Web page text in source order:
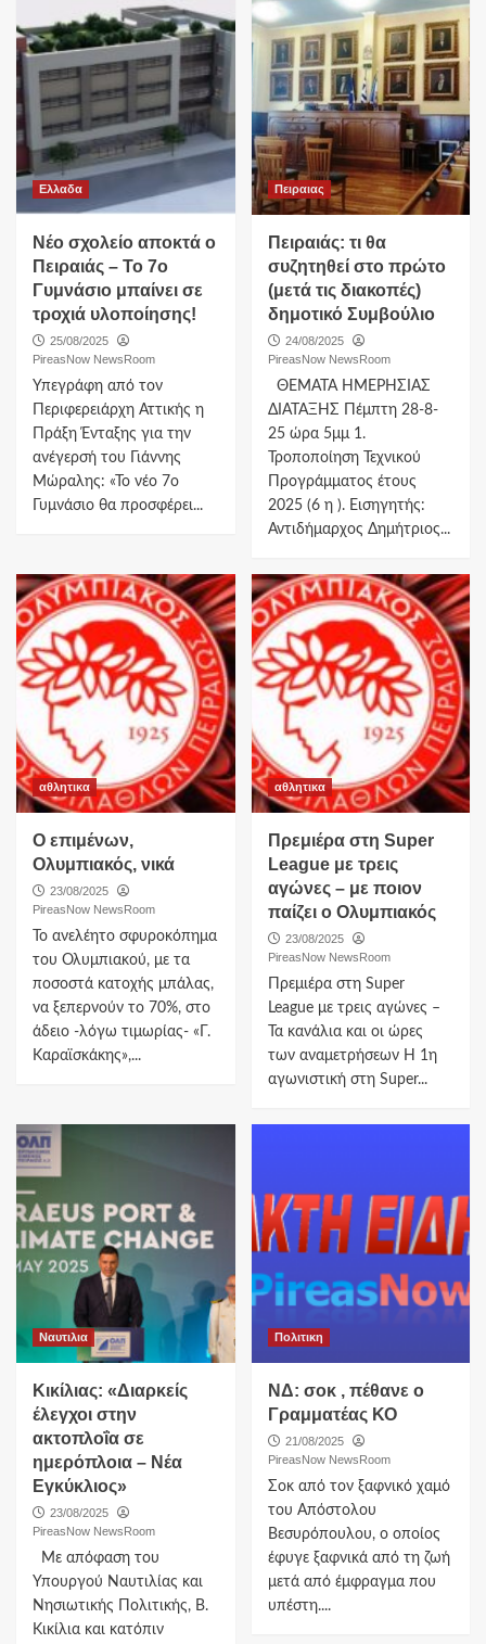
Ελλαδα
Νέο σχολείο αποκτά ο
Πειραιάς – Το 7ο
Γυμνάσιο μπαίνει σε
τροχιά υλοποίησης!
25/08/2025
PireasNow NewsRoom
Υπεγράφη από τον
Περιφερειάρχη Αττικής η
Πράξη Ένταξης για την
ανέγερσή του Γιάννης
Μώραλης: «Το νέο 7ο
Γυμνάσιο θα προσφέρει...
Πειραιας
Πειραιάς: τι θα
συζητηθεί στο πρώτο
(μετά τις διακοπές)
δημοτικό Συμβούλιο
24/08/2025
PireasNow NewsRoom
ΘΕΜΑΤΑ ΗΜΕΡΗΣΙΑΣ
ΔΙΑΤΑΞΗΣ Πέμπτη 28-8-
25 ώρα 5μμ 1.
Τροποποίηση Τεχνικού
Προγράμματος έτους
2025 (6 η ). Εισηγητής:
Αντιδήμαρχος Δημήτριος...
αθλητικα
Ο επιμένων,
Ολυμπιακός, νικά
23/08/2025
PireasNow NewsRoom
Το ανελέητο σφυροκόπημα
του Ολυμπιακoύ, με τα
ποσοστά κατοχής μπάλας,
να ξεπερνούν το 70%, στο
άδειο -λόγω τιμωρίας- «Γ.
Καραϊσκάκης»,...
αθλητικα
Πρεμιέρα στη Super
League με τρεις
αγώνες – με ποιον
παίζει ο Ολυμπιακός
23/08/2025
PireasNow NewsRoom
Πρεμιέρα στη Super
League με τρεις αγώνες –
Τα κανάλια και οι ώρες
των αναμετρήσεων Η 1η
αγωνιστική στη Super...
Ναυτιλια
Κικίλιας: «Διαρκείς
έλεγχοι στην
ακτοπλοΐα σε
ημερόπλοια – Νέα
Εγκύκλιος»
23/08/2025
PireasNow NewsRoom
Με απόφαση του
Υπουργού Ναυτιλίας και
Νησιωτικής Πολιτικής, Β.
Κικίλια και κατόπιν
Πολιτικη
ΝΔ: σοκ , πέθανε ο
Γραμματέας ΚΟ
21/08/2025
PireasNow NewsRoom
Σοκ από τον ξαφνικό χαμό
του Απόστολου
Βεσυρόπουλου, ο οποίος
έφυγε ξαφνικά από τη ζωή
μετά από έμφραγμα που
υπέστη....